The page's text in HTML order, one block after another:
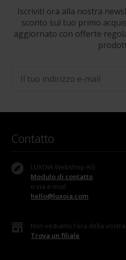
Iscriviti ora alla nostra
sconto sul tuo primo
aggiornato con offerte
Contatto
LUXOIA Webshop AG
Modulo di contatto
o via e-mail
hello@luxoia.com
Non vediamo l'ora della
Trova un filiale